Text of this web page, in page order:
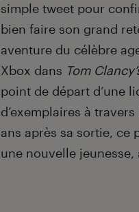
simple tweet pour
bien faire son grand
aventure du célèbre
Xbox dans Tom
point de départ d’une
d’exemplaires à
ans après sa sortie, ce
une nouvelle